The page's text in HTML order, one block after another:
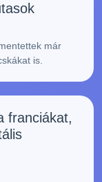
már
is.
franciákat,